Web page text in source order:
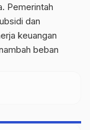
Pemerintah
dan
keuangan
beban